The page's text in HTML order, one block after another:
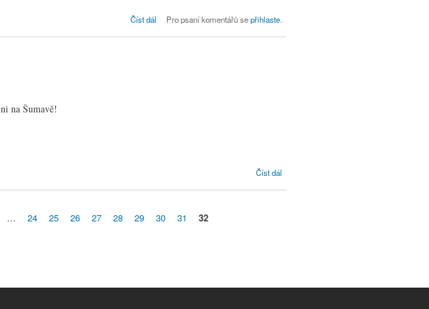
Číst dál Bohoslužby
Pro psaní komentářů sepřihlaste.
na Šumavě!
Číst dál
… 24 25 26 27 28 29 30 31 32